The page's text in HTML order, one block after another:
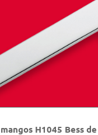
mangos H1045 Bess